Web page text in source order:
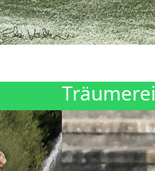
Träumerei